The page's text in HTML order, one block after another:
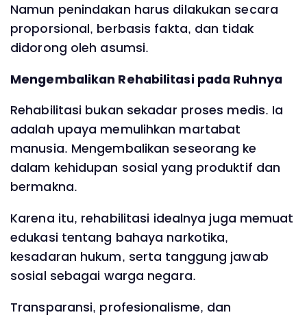
Namun penindakan harus dilakukan secara
proporsional, berbasis fakta, dan tidak
didorong oleh asumsi.
Mengembalikan Rehabilitasi pada Ruhnya
Rehabilitasi bukan sekadar proses medis. Ia
adalah upaya memulihkan martabat
manusia. Mengembalikan seseorang ke
dalam kehidupan sosial yang produktif dan
bermakna.
Karena itu, rehabilitasi idealnya juga memuat
edukasi tentang bahaya narkotika,
kesadaran hukum, serta tanggung jawab
sosial sebagai warga negara.
Transparansi, profesionalisme, dan